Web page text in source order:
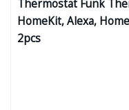
Thermostat Funk
HomeKit, Alexa,
2pcs